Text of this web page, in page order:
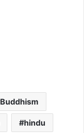
Buddhism
hindu